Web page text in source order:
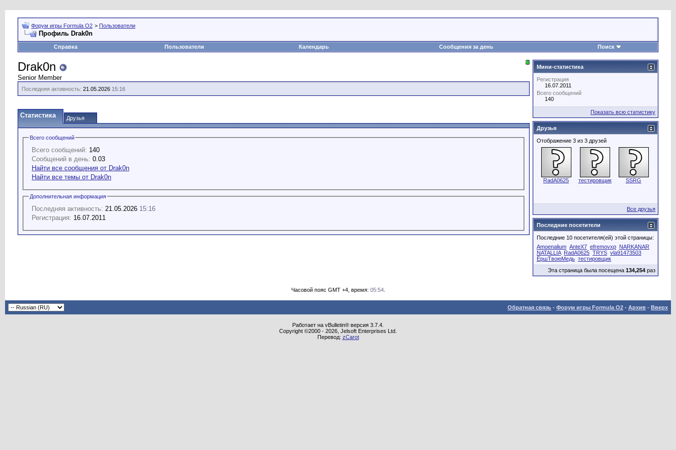
Форум игры Formula O2 > Пользователи
Профиль Drak0n
Справка Пользователи Календарь Сообщения за день Поиск
Drak0n
Senior Member
Последняя активность: 21.05.2026 15:16
Статистика Друзья
Всего сообщений
Всего сообщений: 140
Сообщений в день: 0.03
Найти все сообщения от Drak0n
Найти все темы от Drak0n
Дополнительная информация
Последняя активность: 21.05.2026 15:16
Регистрация: 16.07.2011
Мини-статистика
Регистрация
16.07.2011
Всего сообщений
140
Показать всю статистику
Друзья
Отображение 3 из 3 друзей
RadA0625 тестировщик SSRG
Все друзья
Последние посетители
Последние 10 посетителя(ей) этой страницы:
Amoenalium AnteX7 efremovxp NARKANAR
NATALLIA RadA0625 TRYS vla91473503
ЁршТвоюМедь тестировщик
Эта страница была посещена 134,254 раз
Часовой пояс GMT +4, время: 05:54.
Обратная связь - Форум игры Formula O2 - Архив - Вверх
Работает на vBulletin® версия 3.7.4.
Copyright ©2000 - 2026, Jelsoft Enterprises Ltd.
Перевод: zCarot